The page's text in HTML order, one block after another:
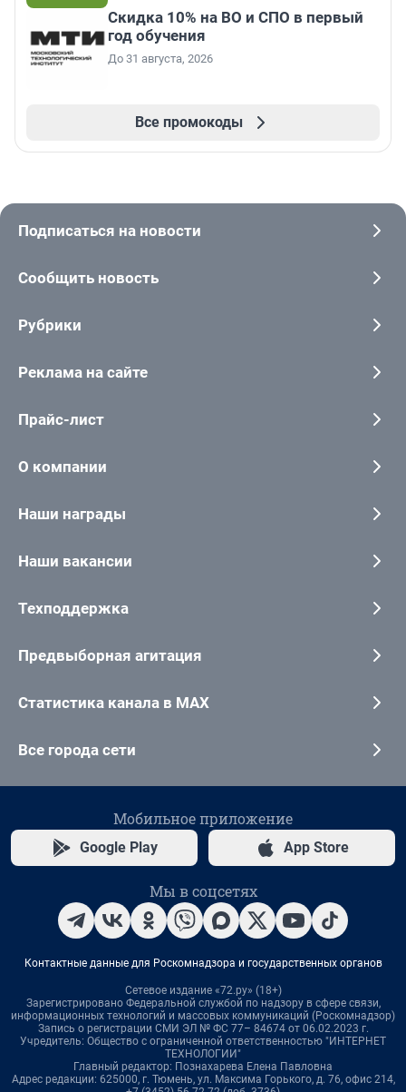
Скидка 10% на ВО и СПО в первый
год обучения
До 31 августа, 2026
Все промокоды
Подписаться на новости
Сообщить новость
Рубрики
Реклама на сайте
Прайс-лист
О компании
Наши награды
Наши вакансии
Техподдержка
Предвыборная агитация
Статистика канала в MAX
Все города сети
Мобильное приложение
Google Play App Store
Мы в соцсетях
Контактные данные для Роскомнадзора и государственных органов
Сетевое издание «72.ру» (18+)
Зарегистрировано Федеральной службой по надзору в сфере связи,
информационных технологий и массовых коммуникаций (Роскомнадзор)
Запись о регистрации СМИ ЭЛ № ФС 77– 84674 от 06.02.2023 г.
Учредитель: Общество с ограниченной ответственностью "ИНТЕРНЕТ
ТЕХНОЛОГИИ"
Главный редактор: Познахарева Елена Павловна
Адрес редакции: 625000, г. Тюмень, ул. Максима Горького, д. 76, офис 214,